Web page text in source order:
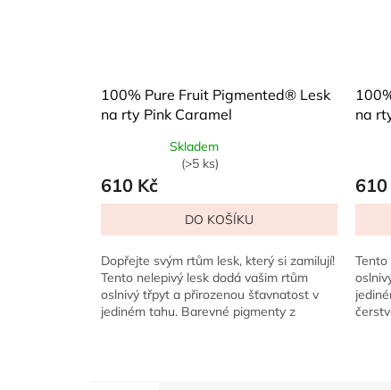
100% Pure Fruit Pigmented® Lesk
na rty Pink Caramel
hodnocení
produktu
5
hvězdiček.
Skladem
(>5 ks)
610 Kč
DO KOŠÍKU
Dopřejte svým rtům lesk, který si zamilují!
Tento nelepivý lesk dodá vašim rtům
oslnivý třpyt a přirozenou šťavnatost v
jediném tahu. Barevné pigmenty z
na
5
610
Tento